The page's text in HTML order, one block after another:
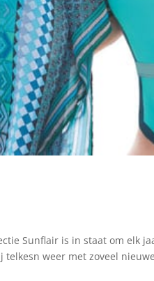
Sunflair is in staat om elk
weer met zoveel